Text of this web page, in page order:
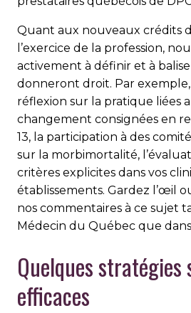
Quant aux nouveaux crédits
l’exercice de la profession,
activement à définir et à
donneront droit. Par exemple,
réflexion sur la pratique liées
changement consignées en
13, la participation à des
sur la morbimortalité,
critères explicites dans vos
établissements. Gardez l’œil
nos commentaires à ce sujet
Médecin du Québec que
Quelques stratégies
efficaces